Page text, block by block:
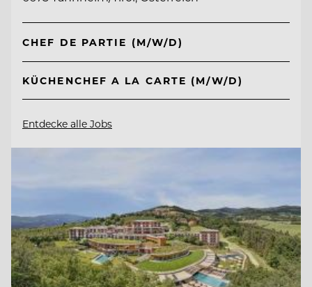
CHEF DE PARTIE (M/W/D)
KÜCHENCHEF A LA CARTE (M/W/D)
Entdecke alle Jobs